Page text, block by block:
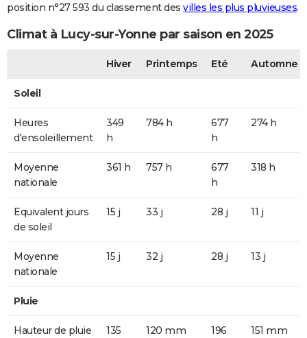
position n°27 593 du classement des villes les plus pluvieuses.
Climat à Lucy-sur-Yonne par saison en 2025
Hiver Printemps Eté Automne
Soleil
Heures
d'ensoleillement
349
h
784 h
677
h
274 h
Moyenne
nationale
361 h 757 h
677
h
318 h
Equivalent jours
de soleil
15 j 33 j 28 j 11 j
Moyenne
nationale
15 j 32 j 28 j 13 j
Pluie
Hauteur de pluie
135
120 mm
196
151 mm